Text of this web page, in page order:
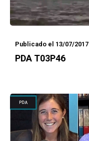
Publicado el 13/07/2017
PDA T03P46